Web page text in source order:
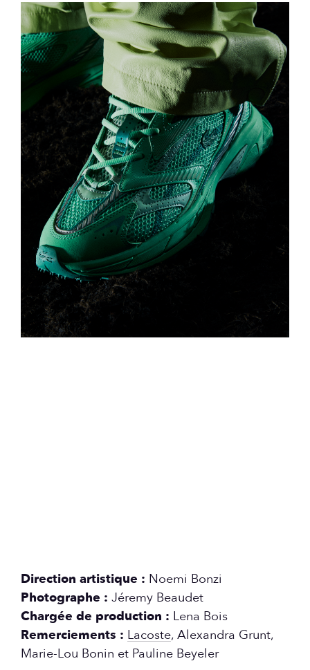
Direction artistique : Noemi Bonzi
Photographe : Jéremy Beaudet
Chargée de production : Lena Bois
Remerciements : Lacoste, Alexandra Grunt,
Marie-Lou Bonin et Pauline Beyeler